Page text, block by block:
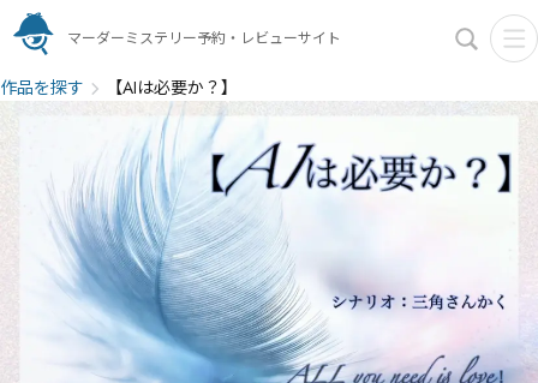
マーダーミステリー予約・レビューサイト
作品を探す 【AIは必要か？】